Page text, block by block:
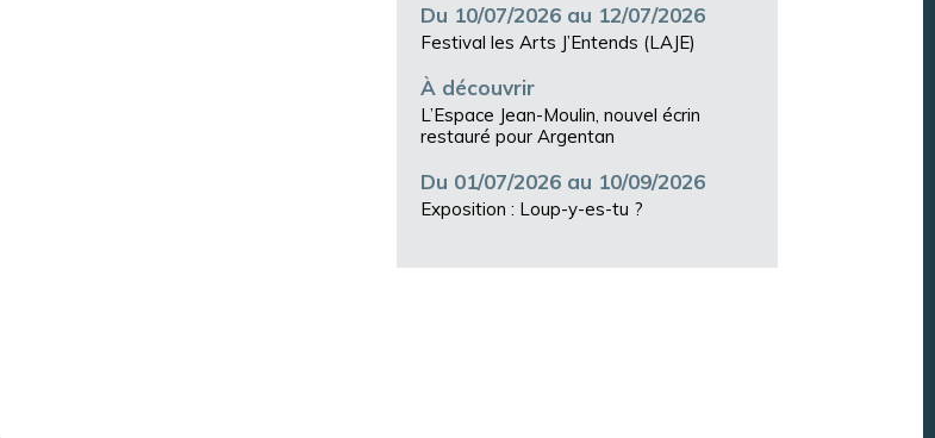
Du 10/07/2026 au 12/07/2026
Festival les Arts J’Entends (LAJE)
À découvrir
L’Espace Jean-Moulin, nouvel écrin
restauré pour Argentan
Du 01/07/2026 au 10/09/2026
Exposition : Loup-y-es-tu ?